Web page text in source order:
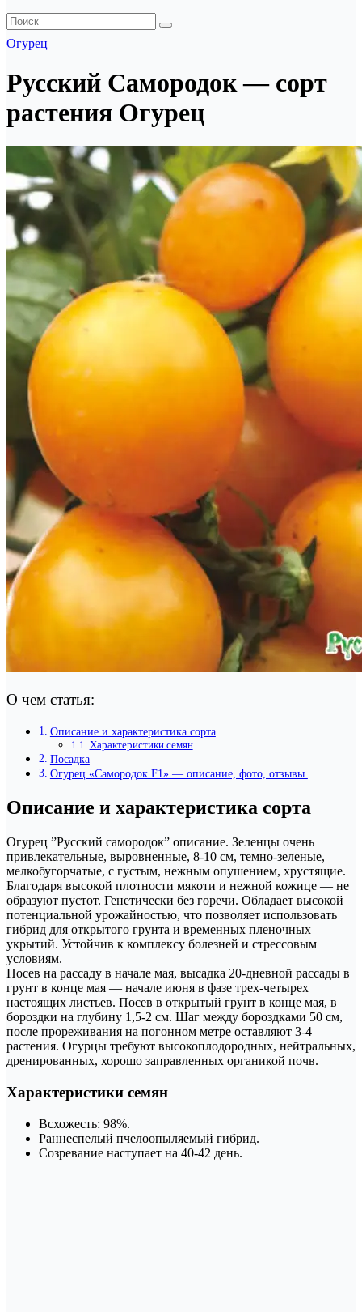
Огурец
Русский Самородок — сорт
растения Огурец
О чем статья:
Описание и характеристика сорта
Характеристики семян
Посадка
Огурец «Самородок F1» — описание, фото, отзывы.
Описание и характеристика сорта
Огурец ”Русский самородок” описание. Зеленцы очень
привлекательные, выровненные, 8-10 см, темно-зеленые,
мелкобугорчатые, с густым, нежным опушением, хрустящие.
Благодаря высокой плотности мякоти и нежной кожице — не
образуют пустот. Генетически без горечи. Обладает высокой
потенциальной урожайностью, что позволяет использовать
гибрид для открытого грунта и временных пленочных
укрытий. Устойчив к комплексу болезней и стрессовым
условиям.
Посев на рассаду в начале мая, высадка 20-дневной рассады в
грунт в конце мая — начале июня в фазе трех-четырех
настоящих листьев. Посев в открытый грунт в конце мая, в
бороздки на глубину 1,5-2 см. Шаг между бороздками 50 см,
после прореживания на погонном метре оставляют 3-4
растения. Огурцы требуют высокоплодородных, нейтральных,
дренированных, хорошо заправленных органикой почв.
Характеристики семян
Всхожесть: 98%.
Раннеспелый пчелоопыляемый гибрид.
Созревание наступает на 40-42 день.